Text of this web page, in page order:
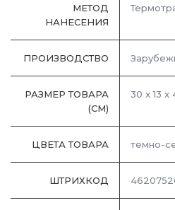
МЕТОД
НАНЕСЕНИЯ
ПРОИЗВОДСТВО
РАЗМЕР ТОВАРА
(СМ)
30 x 13 x
ЦВЕТА ТОВАРА темно-
ШТРИХКОД